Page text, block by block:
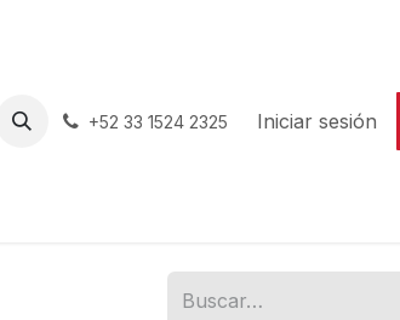
Contáctenos+52 33 1524 2325 Iniciar sesión